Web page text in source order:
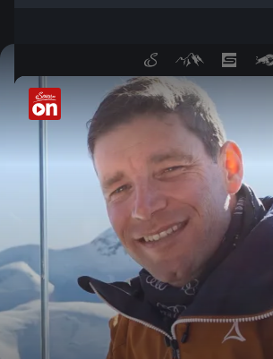
Benni Raich mit